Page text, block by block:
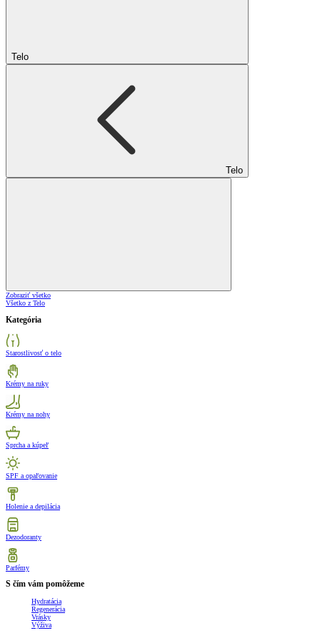
Telo
Telo
Zobraziť všetko
Všetko z Telo
Kategória
Starostlivosť o telo
Krémy na ruky
Krémy na nohy
Sprcha a kúpeľ
SPF a opaľovanie
Holenie a depilácia
Dezodoranty
Parfémy
S čím vám pomôžeme
Hydratácia
Regenerácia
Vrásky
Výživa